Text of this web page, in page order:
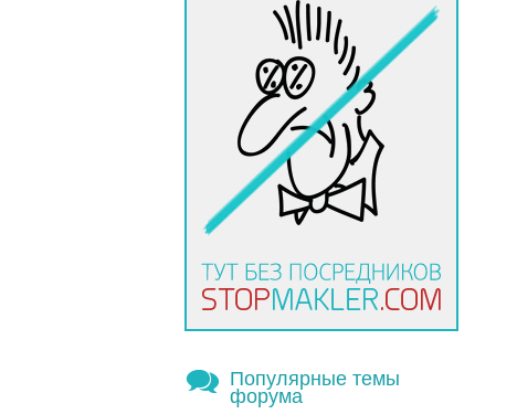
Популярные темы
форума